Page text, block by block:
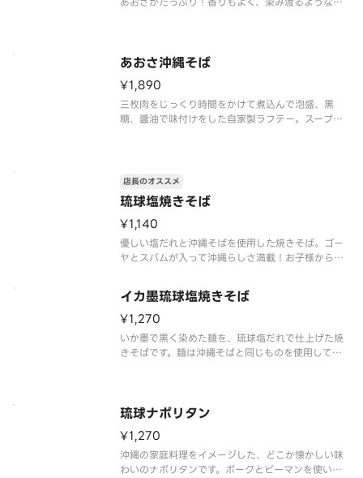
場合につきましては、ご自宅で温めなおしてからお
あおさ沖縄そば
¥1,890
三枚肉をじっくり時間をかけて煮込んで泡盛、黒
糖、醬油で味付けをした自家製ラフテー。スープは
商品はスープと麺を分けてご提供しておりますが、
お手元に届いた際に、冷め
琉球塩焼きそば
店長のオススメ
¥1,140
優しい塩だれと沖縄そばを使用した焼きそば。ゴー
ヤとスパムが入って沖縄らしさ満載！お子様からお
イカ墨琉球塩焼きそば
¥1,270
いか墨で黒く染めた麺を、琉球塩だれで仕上げた焼
きそばです。麺は沖縄そばと同じものを使用してい
琉球ナポリタン
¥1,270
沖縄の家庭料理をイメージした、どこか懐かしい味
わいのナポリタンです。ポークとピーマンを使い、